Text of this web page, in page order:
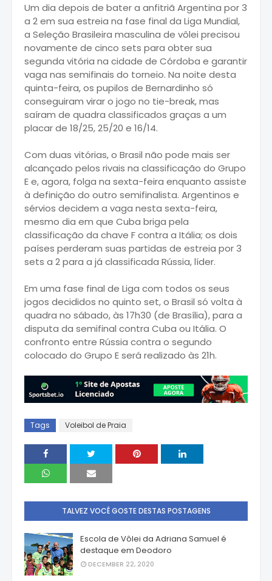
Um dia depois de bater a anfitriã Argentina por 3
a 2 em sua estreia na fase final da Liga Mundial,
a Seleção Brasileira masculina de vôlei precisou
novamente de cinco sets para obter sua
segunda vitória na cidade de Córdoba e garantir
vaga nas semifinais do torneio. Na noite desta
quinta-feira, os pupilos de Bernardinho só
conseguiram virar o jogo no tie-break, mas
saíram de quadra classificados graças a um
placar de 18/25, 25/20 e 16/14.
Com duas vitórias, o Brasil não pode mais ser
alcançado pelos rivais na classificação do Grupo
E e, agora, folga na sexta-feira enquanto assiste
à definição do outro semifinalista. Argentinos e
sérvios decidem a vaga nesta sexta-feira,
mesmo dia em que Cuba briga pela
classificação da chave F contra a Itália; os dois
países perderam suas partidas de estreia por 3
sets a 2 para a já classificada Rússia, líder.
Em uma fase final de Liga com todos os seus
jogos decididos no quinto set, o Brasil só volta à
quadra no sábado, às 17h30 (de Brasília), para a
disputa da semifinal contra Cuba ou Itália. O
confronto entre Rússia contra o segundo
colocado do Grupo E será realizado às 21h.
Tags Voleibol de Praia
TALVEZ VOCÊ GOSTE DESTAS POSTAGENS
Escola de Vôlei da Adriana Samuel é
destaque em Deodoro
DECEMBER 22, 2020